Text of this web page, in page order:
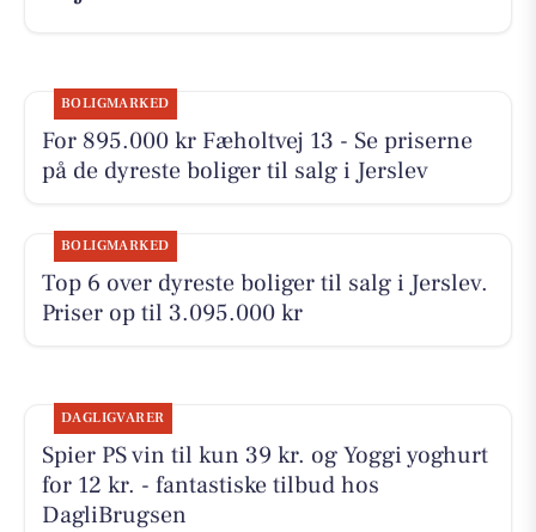
BOLIGMARKED
For 895.000 kr Fæholtvej 13 - Se priserne
på de dyreste boliger til salg i Jerslev
BOLIGMARKED
Top 6 over dyreste boliger til salg i Jerslev.
Priser op til 3.095.000 kr
DAGLIGVARER
Spier PS vin til kun 39 kr. og Yoggi yoghurt
for 12 kr. - fantastiske tilbud hos
DagliBrugsen